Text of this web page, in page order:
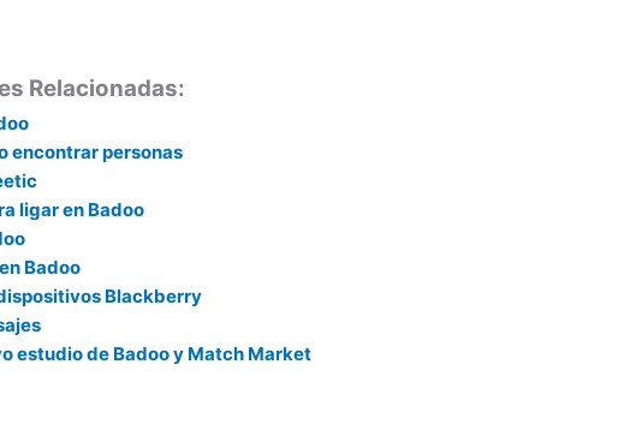
Relacionadas:
encontrar personas
ligar en Badoo
Badoo
Blackberry
estudio de Badoo y Match Market